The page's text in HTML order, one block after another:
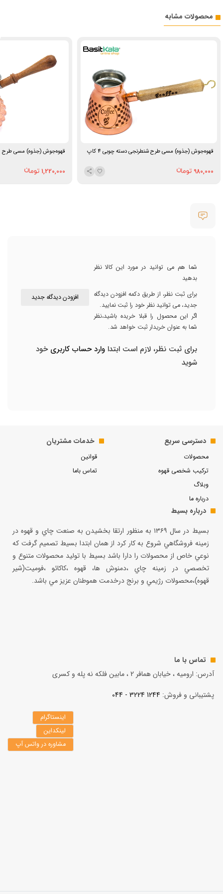
محصولات مشابه
قهوه‌جوش (جذوه) مسی طرح شنطرنجی دسته چوبی 4 کاپ
980,000
قهوه‌جوش (جذوه) مسی طرح
1,220,000
شما هم می توانید در مورد این کالا نظر
بدهید
برای ثبت نظر، از طریق دکمه افزودن دیدگاه
جدید، می توانید نظر خود را ثبت نمایید.
اگر این محصول را قبلا خریده باشید،نظر
شما به عنوان خریدار ثبت خواهد شد.
افزودن دیدگاه جدید
برای ثبت نظر، لازم است ابتدا وارد حساب کاربریخود
شوید
دسترسی سریع
محصولات
ترکیب شخصی قهوه
وبلاگ
درباره ما
خدمات مشتریان
قوانین
تماس باما
درباره بسیط
بسيط در سال ۱۳۶۹ به منظور ارتقا بخشيدن به صنعت چاي و قهوه در
زمينه فروشگاهي شروع به كار كرد از همان ابتدا بسيط تصميم گرفت كه
نوعي خاص از محصولات را دارا باشد بسيط با توليد محصولات متنوع و
تخصصي در زمينه چاي ،دمنوش ها، قهوه ،كاكائو ،فوميت(شير
قهوه)،محصولات رژيمي و برنج درخدمت هموطنان عزيز مي باشد.
تماس با ما
آدرس: ارومیه ، خیابان همافر 2 ، مابين فلكه نه پله و کسری
پشتیبانی و فروش: 1244 3224 - 044
اینستاگرام
لینکداین
مشاوره در واتس آپ